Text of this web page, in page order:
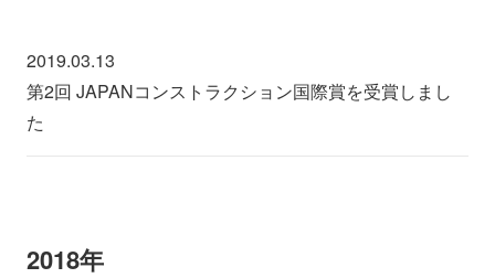
2019.03.13
第2回 JAPANコンストラクション国際賞を受賞しまし
た
2018年